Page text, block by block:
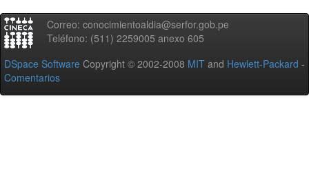
Correo: conocimientoaldia@serfor.gob.pe
Teléfono: (511) 2259005 anexo 605
DSpace Software Copyright © 2002-2008 MIT and Hewlett-Packard -
Comentarios